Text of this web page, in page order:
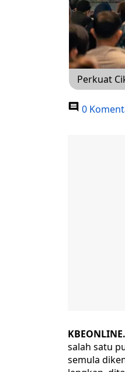
Perkuat
0
salah satu
semula